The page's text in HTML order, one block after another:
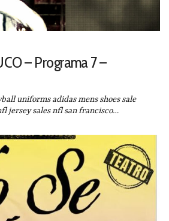
– Programa 7 –
uniforms adidas mens shoes sale
jersey sales nfl san francisco…